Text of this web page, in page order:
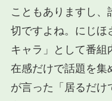
こともありますし、
切ですよね。にじほ
キャラ」として番組
在感だけで話題を集
が言った「居るだけ